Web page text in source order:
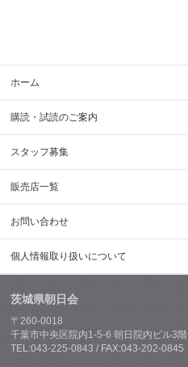
ホーム
購読・試読のご案内
スタッフ募集
販売店一覧
お問い合わせ
個人情報取り扱いについて
茨城県朝日会
〒260-0018
千葉市中央区院内1-5-6 朝日院内ビル3階
TEL:043-225-0843 / FAX:043-202-0845